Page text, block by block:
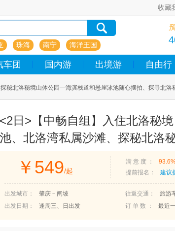
收藏
珠海 南宁 海洋王国
车团 国内游 出境游 自由行
秘北洛秘境山体公园—海滨栈道和悬崖泳池随心摆拍、探寻北
<2日>【中畅自组】入住北洛秘
池、北洛湾私属沙滩、探秘北洛
悬崖泳池随心摆拍、探寻北洛秘
岛半山悬崖之上、打卡临海汤泉
品尝酒店丰富自助早+特色海鲜
纯玩二天
￥ 549/起
满 意 度 ：
提前报名：
建议
出发城市： 肇庆－闸坡 往返交通：
旅游
出发日期：
逢周三、日出发 订 单 数 ： 最近